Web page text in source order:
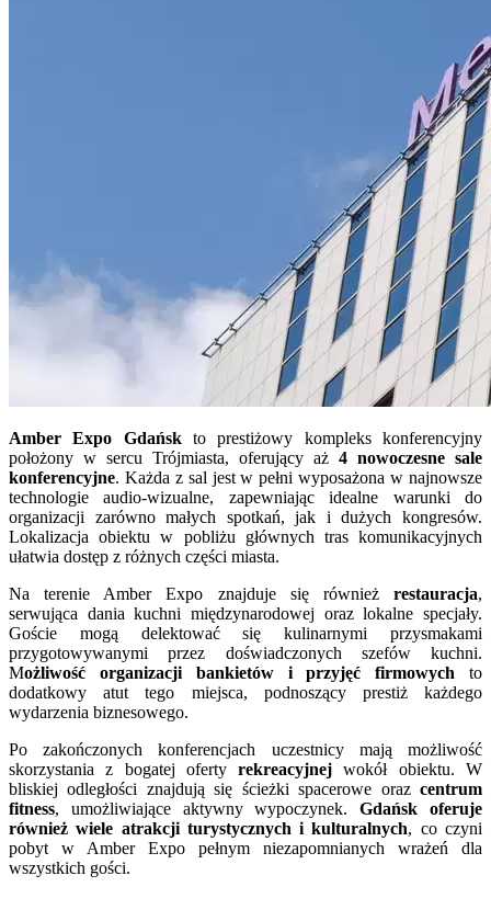
Amber Expo Gdańskto prestiżowy kompleks konferencyjny
położony w sercu Trójmiasta, oferujący aż 4 nowoczesne sale
konferencyjne. Każda z sal jest w pełni wyposażona w najnowsze
technologie audio-wizualne, zapewniając idealne warunki do
organizacji zarówno małych spotkań, jak i dużych kongresów.
Lokalizacja obiektu w pobliżu głównych tras komunikacyjnych
ułatwia dostęp z różnych części miasta.
Na terenie Amber Expo znajduje się również restauracja,
serwująca dania kuchni międzynarodowej oraz lokalne specjały.
Goście mogą delektować się kulinarnymi przysmakami
przygotowywanymi przez doświadczonych szefów kuchni.
Możliwość organizacji bankietów i przyjęć firmowych to
dodatkowy atut tego miejsca, podnoszący prestiż każdego
wydarzenia biznesowego.
Po zakończonych konferencjach uczestnicy mają możliwość
skorzystania z bogatej ofertyrekreacyjnej wokół obiektu. W
bliskiej odległości znajdują się ścieżki spacerowe oraz centrum
fitness, umożliwiające aktywny wypoczynek.Gdańsk oferuje
również wiele atrakcji turystycznych i kulturalnych, co czyni
pobyt w Amber Expo pełnym niezapomnianych wrażeń dla
wszystkich gości.